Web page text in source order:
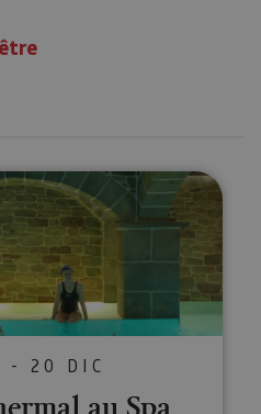
Parcours thermal au Spa
- 20 DIC
au Spa